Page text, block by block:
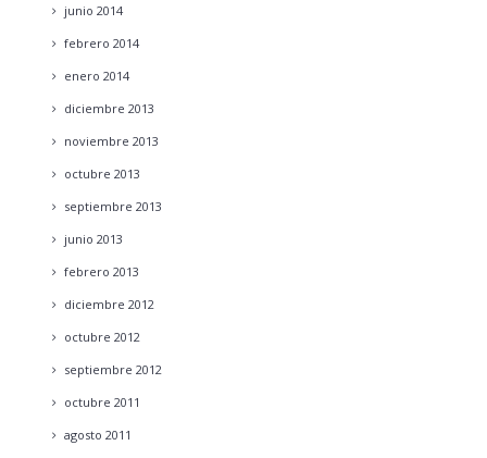
junio 2014
febrero 2014
enero 2014
diciembre 2013
noviembre 2013
octubre 2013
septiembre 2013
junio 2013
febrero 2013
diciembre 2012
octubre 2012
septiembre 2012
octubre 2011
agosto 2011